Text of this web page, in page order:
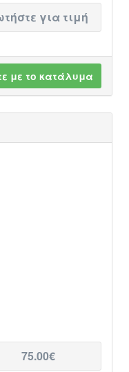
για τιμή
με το κατάλυμα
75.00€